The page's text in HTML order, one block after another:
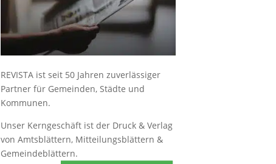
REVISTA ist seit 50 Jahren zuverlässiger
Partner für Gemeinden, Städte und
Kommunen.
Unser Kerngeschäft ist der Druck & Verlag
von Amtsblättern, Mitteilungsblättern &
Gemeindeblättern.